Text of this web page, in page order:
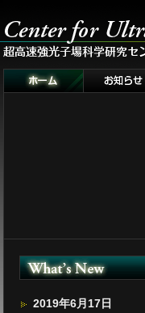
2019年6月17日